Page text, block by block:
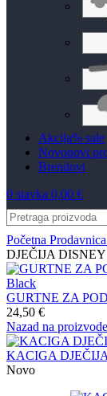
Akcija% sale
Novonovi
Brendovi
0 stavka 0,00 €
Početna Prodavnica
DJEČIJA
GURTNE ZA
24,50 €
Nazad na proizvode
KACIGA
Novo